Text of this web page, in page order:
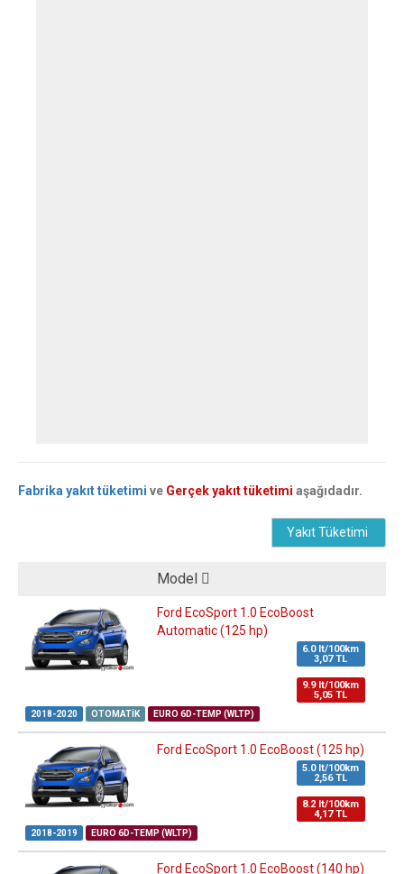
Fabrika yakıt tüketimi ve Gerçek yakıt tüketimi aşağıdadır.
Yakıt Tüketimi
Model
Ford EcoSport 1.0 EcoBoost
Automatic (125 hp)
6.0 lt/100km
3,07 TL
9.9 lt/100km
5,05 TL
2018-2020 OTOMATIK EURO 6D-TEMP (WLTP)
Ford EcoSport 1.0 EcoBoost (125 hp)
5.0 lt/100km
2,56 TL
8.2 lt/100km
4,17 TL
2018-2019 EURO 6D-TEMP (WLTP)
Ford EcoSport 1.0 EcoBoost (140 hp)